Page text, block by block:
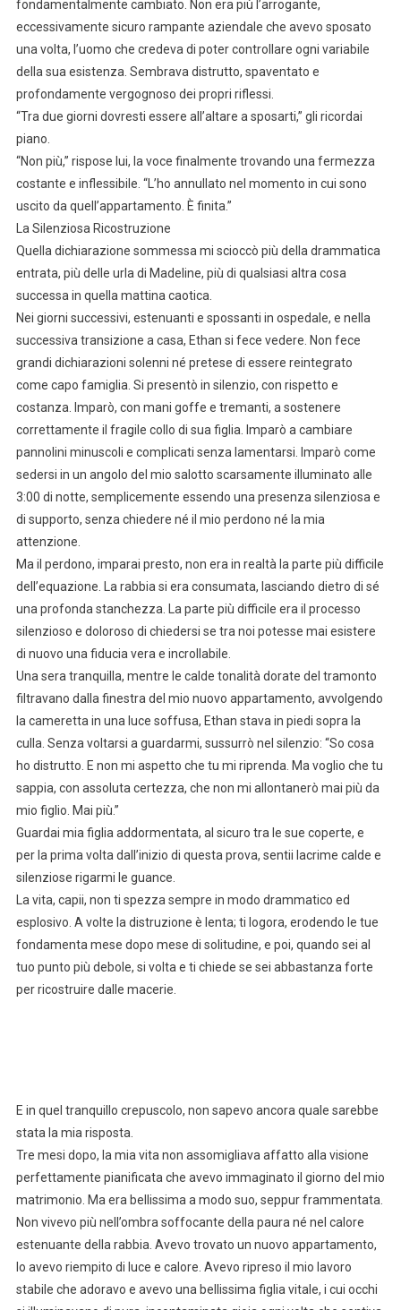
fondamentalmente cambiato. Non era più l’arrogante,
eccessivamente sicuro rampante aziendale che avevo sposato
una volta, l’uomo che credeva di poter controllare ogni variabile
della sua esistenza. Sembrava distrutto, spaventato e
profondamente vergognoso dei propri riflessi.
“Tra due giorni dovresti essere all’altare a sposarti,” gli ricordai
piano.
“Non più,” rispose lui, la voce finalmente trovando una fermezza
costante e inflessibile. “L’ho annullato nel momento in cui sono
uscito da quell’appartamento. È finita.”
La Silenziosa Ricostruzione
Quella dichiarazione sommessa mi scioccò più della drammatica
entrata, più delle urla di Madeline, più di qualsiasi altra cosa
successa in quella mattina caotica.
Nei giorni successivi, estenuanti e spossanti in ospedale, e nella
successiva transizione a casa, Ethan si fece vedere. Non fece
grandi dichiarazioni solenni né pretese di essere reintegrato
come capo famiglia. Si presentò in silenzio, con rispetto e
costanza. Imparò, con mani goffe e tremanti, a sostenere
correttamente il fragile collo di sua figlia. Imparò a cambiare
pannolini minuscoli e complicati senza lamentarsi. Imparò come
sedersi in un angolo del mio salotto scarsamente illuminato alle
3:00 di notte, semplicemente essendo una presenza silenziosa e
di supporto, senza chiedere né il mio perdono né la mia
attenzione.
Ma il perdono, imparai presto, non era in realtà la parte più difficile
dell’equazione. La rabbia si era consumata, lasciando dietro di sé
una profonda stanchezza. La parte più difficile era il processo
silenzioso e doloroso di chiedersi se tra noi potesse mai esistere
di nuovo una fiducia vera e incrollabile.
Una sera tranquilla, mentre le calde tonalità dorate del tramonto
filtravano dalla finestra del mio nuovo appartamento, avvolgendo
la cameretta in una luce soffusa, Ethan stava in piedi sopra la
culla. Senza voltarsi a guardarmi, sussurrò nel silenzio: “So cosa
ho distrutto. E non mi aspetto che tu mi riprenda. Ma voglio che tu
sappia, con assoluta certezza, che non mi allontanerò mai più da
mio figlio. Mai più.”
Guardai mia figlia addormentata, al sicuro tra le sue coperte, e
per la prima volta dall’inizio di questa prova, sentii lacrime calde e
silenziose rigarmi le guance.
La vita, capii, non ti spezza sempre in modo drammatico ed
esplosivo. A volte la distruzione è lenta; ti logora, erodendo le tue
fondamenta mese dopo mese di solitudine, e poi, quando sei al
tuo punto più debole, si volta e ti chiede se sei abbastanza forte
per ricostruire dalle macerie.
E in quel tranquillo crepuscolo, non sapevo ancora quale sarebbe
stata la mia risposta.
Tre mesi dopo, la mia vita non assomigliava affatto alla visione
perfettamente pianificata che avevo immaginato il giorno del mio
matrimonio. Ma era bellissima a modo suo, seppur frammentata.
Non vivevo più nell’ombra soffocante della paura né nel calore
estenuante della rabbia. Avevo trovato un nuovo appartamento,
lo avevo riempito di luce e calore. Avevo ripreso il mio lavoro
stabile che adoravo e avevo una bellissima figlia vitale, i cui occhi